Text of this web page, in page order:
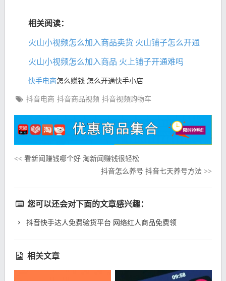
相关阅读：
火山小视频怎么加入商品卖货 火山铺子怎么开通
火山小视频怎么加入商品 火上铺子开通难吗
快手电商怎么赚钱 怎么开通快手小店
抖音电商 抖音商品视频 抖音视频购物车
<<看新闻赚钱哪个好 淘新闻赚钱很轻松
抖音怎么养号 抖音七天养号方法>>
您可以还会对下面的文章感兴趣：
抖音快手达人免费验货平台 网络红人商品免费领
相关文章